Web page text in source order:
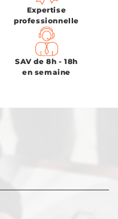
Expertise
professionnelle
SAV de 8h - 18h
en semaine